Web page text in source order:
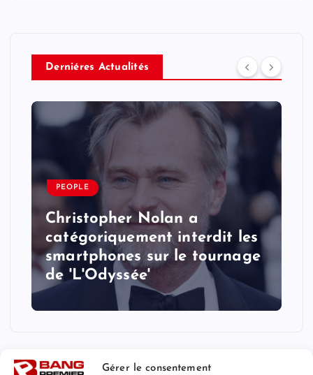
Gérer le consentement
Derniéres Actualités
PEOPLE
Christopher Nolan a
catégoriquement interdit les
smartphones sur le tournage
de 'L'Odyssée'